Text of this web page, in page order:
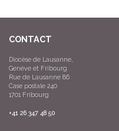
CONTACT
Diocèse de Lausanne,
Genève et Fribourg
Rue de Lausanne 86
Case postale 240
1701 Fribourg
+41 26 347 48 50